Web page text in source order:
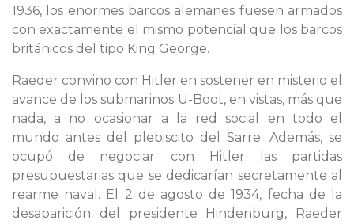
1936, los enormes barcos alemanes fuesen armados
con exactamente el mismo potencial que los barcos
británicos del tipo King George.
Raeder convino con Hitler en sostener en misterio el
avance de los submarinos U-Boot, en vistas, más que
nada, a no ocasionar a la red social en todo el
mundo antes del plebiscito del Sarre. Además, se
ocupó de negociar con Hitler las partidas
presupuestarias que se dedicarían secretamente al
rearme naval. El 2 de agosto de 1934, fecha de la
desaparición del presidente Hindenburg, Raeder